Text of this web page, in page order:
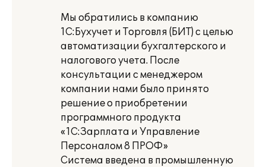
Мы обратились в компанию
1С:Бухучет и Торговля (БИТ) с целью
автоматизации бухгалтерского и
налогового учета. После
консультации с менеджером
компании нами было принято
решение о приобретении
программного продукта
«1С:Зарплата и Управление
Персоналом 8 ПРОФ»
Система введена в промышленную